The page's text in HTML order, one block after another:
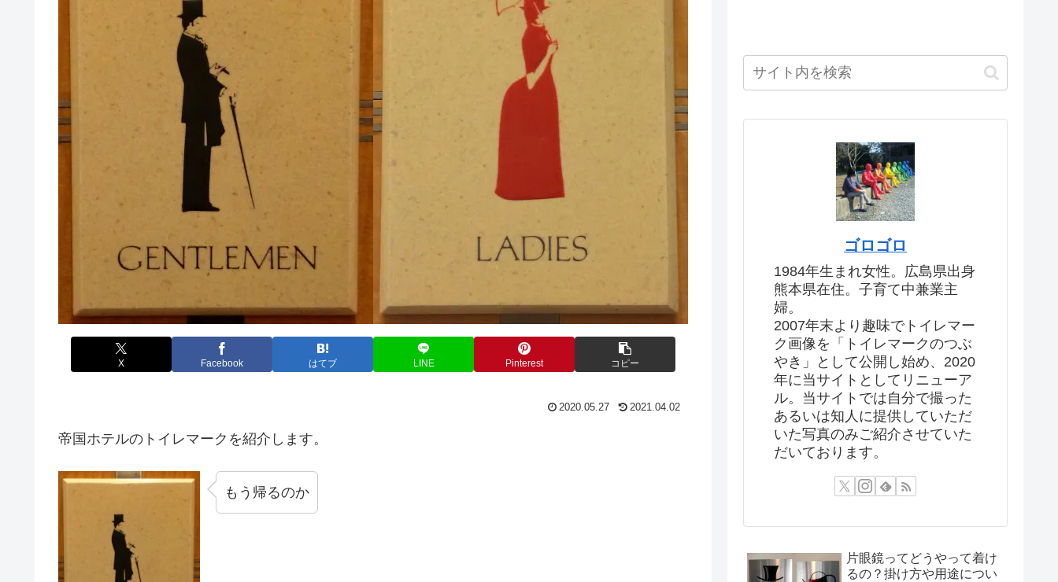
X Facebook はてブ LINE Pinterest コピー
2020.05.27 2021.04.02
帝国ホテルのトイレマークを紹介します。
もう帰るのか
ゴロゴロ
1984年生まれ女性。広島県出身
熊本県在住。子育て中兼業主
婦。
2007年末より趣味でトイレマー
ク画像を「トイレマークのつぶ
やき」として公開し始め、2020
年に当サイトとしてリニューア
ル。当サイトでは自分で撮った
あるいは知人に提供していただ
いた写真のみご紹介させていた
だいております。
片眼鏡ってどうやって着け
るの？掛け方や用途につい